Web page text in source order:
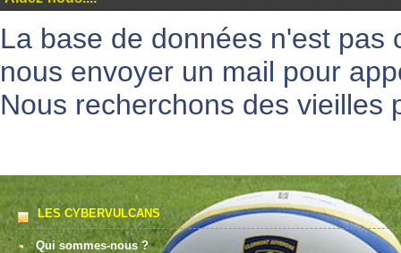
La base de données n'est
nous envoyer un mail pour
Nous recherchons des vieilles
LES CYBERVULCANS
Qui sommes-nous ?